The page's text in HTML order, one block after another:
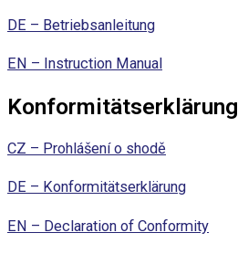
DE – Betriebsanleitung
EN – Instruction Manual
Konformitätserklärung
CZ – Prohlášení o shodě
DE – Konformitätserklärung
EN – Declaration of Conformity